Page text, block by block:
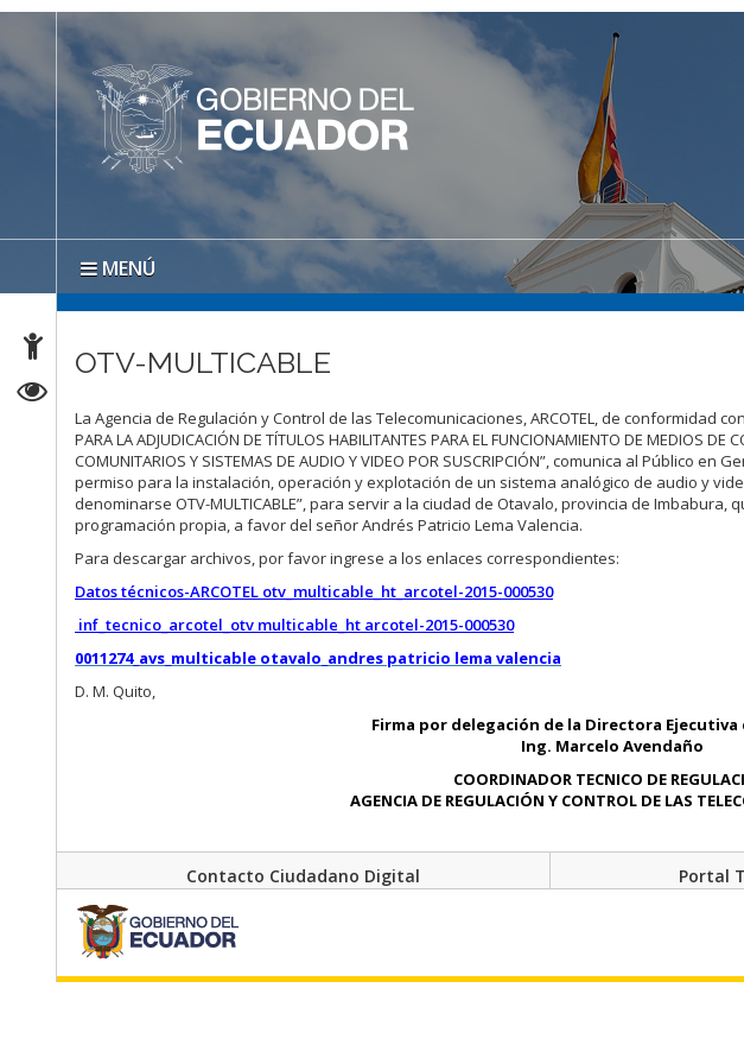
MENÚ
OTV-MULTICABLE
La Agencia de Regulación y Control de las Telecomunicaciones, ARCOTEL, de conformidad
PARA LA ADJUDICACIÓN DE TÍTULOS HABILITANTES PARA EL FUNCIONAMIENTO DE MEDIOS DE
COMUNITARIOS Y SISTEMAS DE AUDIO Y VIDEO POR SUSCRIPCIÓN”, comunica al Público
permiso para la instalación, operación y explotación de un sistema analógico de audio y
denominarse OTV-MULTICABLE”, para servir a la ciudad de Otavalo, provincia de
programación propia, a favor del señor Andrés Patricio Lema Valencia.
Para descargar archivos, por favor ingrese a los enlaces correspondientes:
Datos técnicos-ARCOTEL otv_multicable_ht_arcotel-2015-000530
inf_tecnico_arcotel_otv multicable_ht arcotel-2015-000530
0011274_avs_multicable otavalo_andres patricio lema valencia
D. M. Quito,
Firma por delegación de la Directora Ejecutiva
Ing. Marcelo Avendaño
COORDINADOR TECNICO DE
AGENCIA DE REGULACIÓN Y CONTROL DE LAS
Contacto Ciudadano Digital Portal